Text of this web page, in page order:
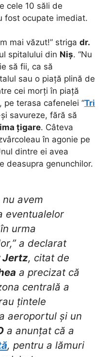
cele 10 săli de
fost ocupate imediat.
mai văzut!” striga dr.
spitalului din Niș. “Nu
să fii, ca să
sau o piață plină de
cei morți în piață
terasa cafenelei “Tri
savureze, fără să
țigare. Câteva
în agonie pe
dintre ei avea
deasupra genunchilor.
nu avem
eventualelor
urma
a declarat
Jertz, citat de
a precizat că
centrală a
țintele
aeroportul și un
a anunțat că a
, pentru a lămuri